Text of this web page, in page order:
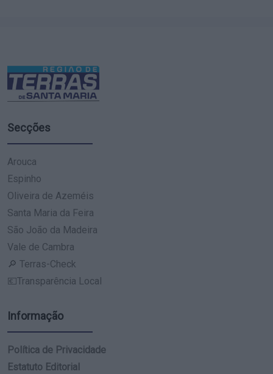
Secções
Arouca
Espinho
Oliveira de Azeméis
Santa Maria da Feira
São João da Madeira
Vale de Cambra
🔎 Terras-Check
💶Transparência Local
Informação
Política de Privacidade
Estatuto Editorial